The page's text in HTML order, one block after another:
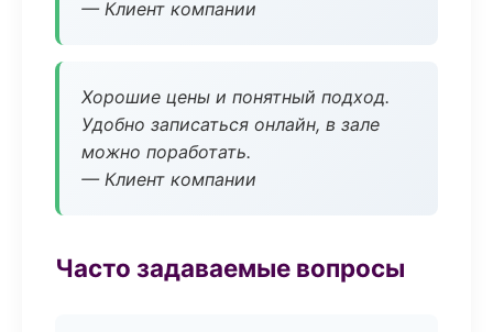
— Клиент компании
Хорошие цены и понятный подход.
Удобно записаться онлайн, в зале
можно поработать.
— Клиент компании
Часто задаваемые вопросы